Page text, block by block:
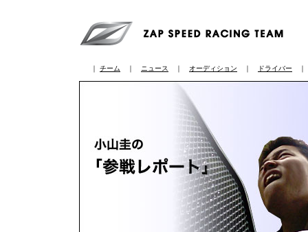
｜ チーム ｜ ニュース ｜ オーディション ｜ ドライバー